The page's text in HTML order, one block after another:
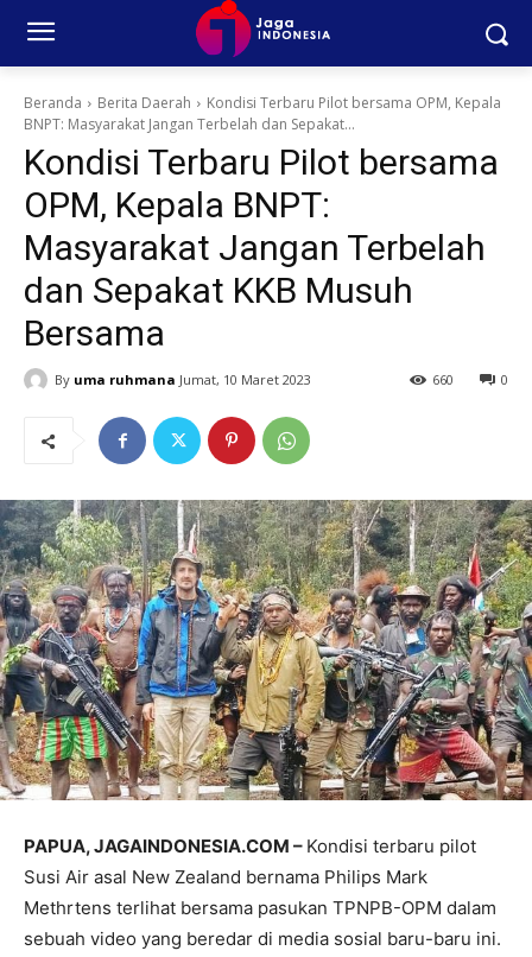
Beranda Berita Daerah
Kondisi Terbaru Pilot bersama OPM, Kepala
BNPT: Masyarakat Jangan Terbelah dan Sepakat...
Kondisi Terbaru Pilot bersama
OPM, Kepala BNPT:
Masyarakat Jangan Terbelah
dan Sepakat KKB Musuh
Bersama
By uma ruhmana Jumat, 10 Maret 2023 0
660
PAPUA, JAGAINDONESIA.COM – Kondisi terbaru pilot
Susi Air asal New Zealand bernama Philips Mark
Methrtens terlihat bersama pasukan TPNPB-OPM dalam
sebuah video yang beredar di media sosial baru-baru ini.